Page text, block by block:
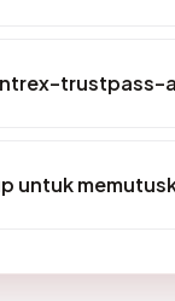
trustpass-
untuk